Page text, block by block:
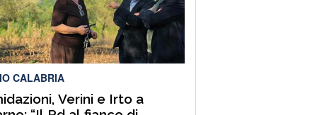
Capo Compartimento Anas
Direttore generale della
Calabria e Direttore generale
Spa, […]
CALABRIA
Verini e Irto a